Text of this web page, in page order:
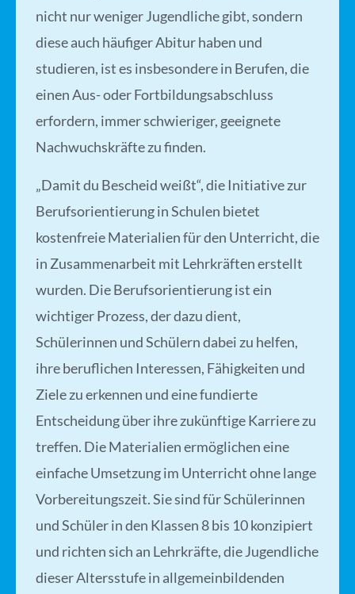
nicht nur weniger Jugendliche gibt, sondern
diese auch häufiger Abitur haben und
studieren, ist es insbesondere in Berufen, die
einen Aus- oder Fortbildungsabschluss
erfordern, immer schwieriger, geeignete
Nachwuchskräfte zu finden.
„Damit du Bescheid weißt“, die Initiative zur
Berufsorientierung in Schulen bietet
kostenfreie Materialien für den Unterricht, die
in Zusammenarbeit mit Lehrkräften erstellt
wurden. Die Berufsorientierung ist ein
wichtiger Prozess, der dazu dient,
Schülerinnen und Schülern dabei zu helfen,
ihre beruflichen Interessen, Fähigkeiten und
Ziele zu erkennen und eine fundierte
Entscheidung über ihre zukünftige Karriere zu
treffen. Die Materialien ermöglichen eine
einfache Umsetzung im Unterricht ohne lange
Vorbereitungszeit. Sie sind für Schülerinnen
und Schüler in den Klassen 8 bis 10 konzipiert
und richten sich an Lehrkräfte, die Jugendliche
dieser Altersstufe in allgemeinbildenden